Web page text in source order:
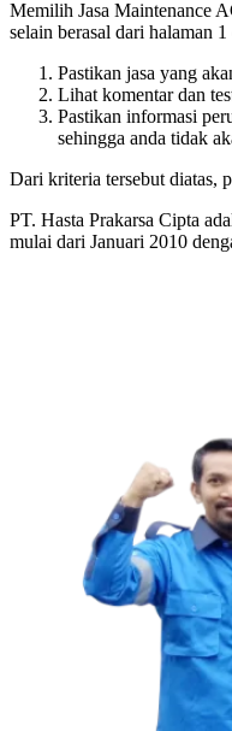
Memilih Jasa Maintenance
selain berasal dari halaman
Pastikan jasa yang
Lihat komentar dan
Pastikan informasi
sehingga anda tidak
Dari kriteria tersebut diatas,
PT. Hasta Prakarsa Cipta
mulai dari Januari 2010